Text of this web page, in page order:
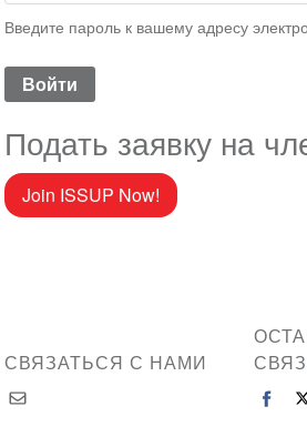
Введите пароль к вашему адресу
Подать заявку на
Join ISSUP Now!
СВЯЗАТЬСЯ С НАМИ